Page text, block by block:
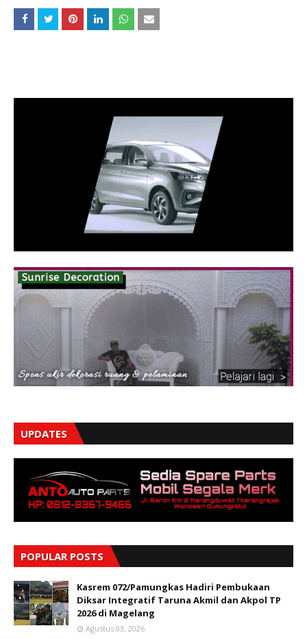
UPDATES
POPULAR POSTS
Kasrem 072/Pamungkas Hadiri Pembukaan
Diksar Integratif Taruna Akmil dan Akpol TP
2026 di Magelang
Agustus 03, 2026